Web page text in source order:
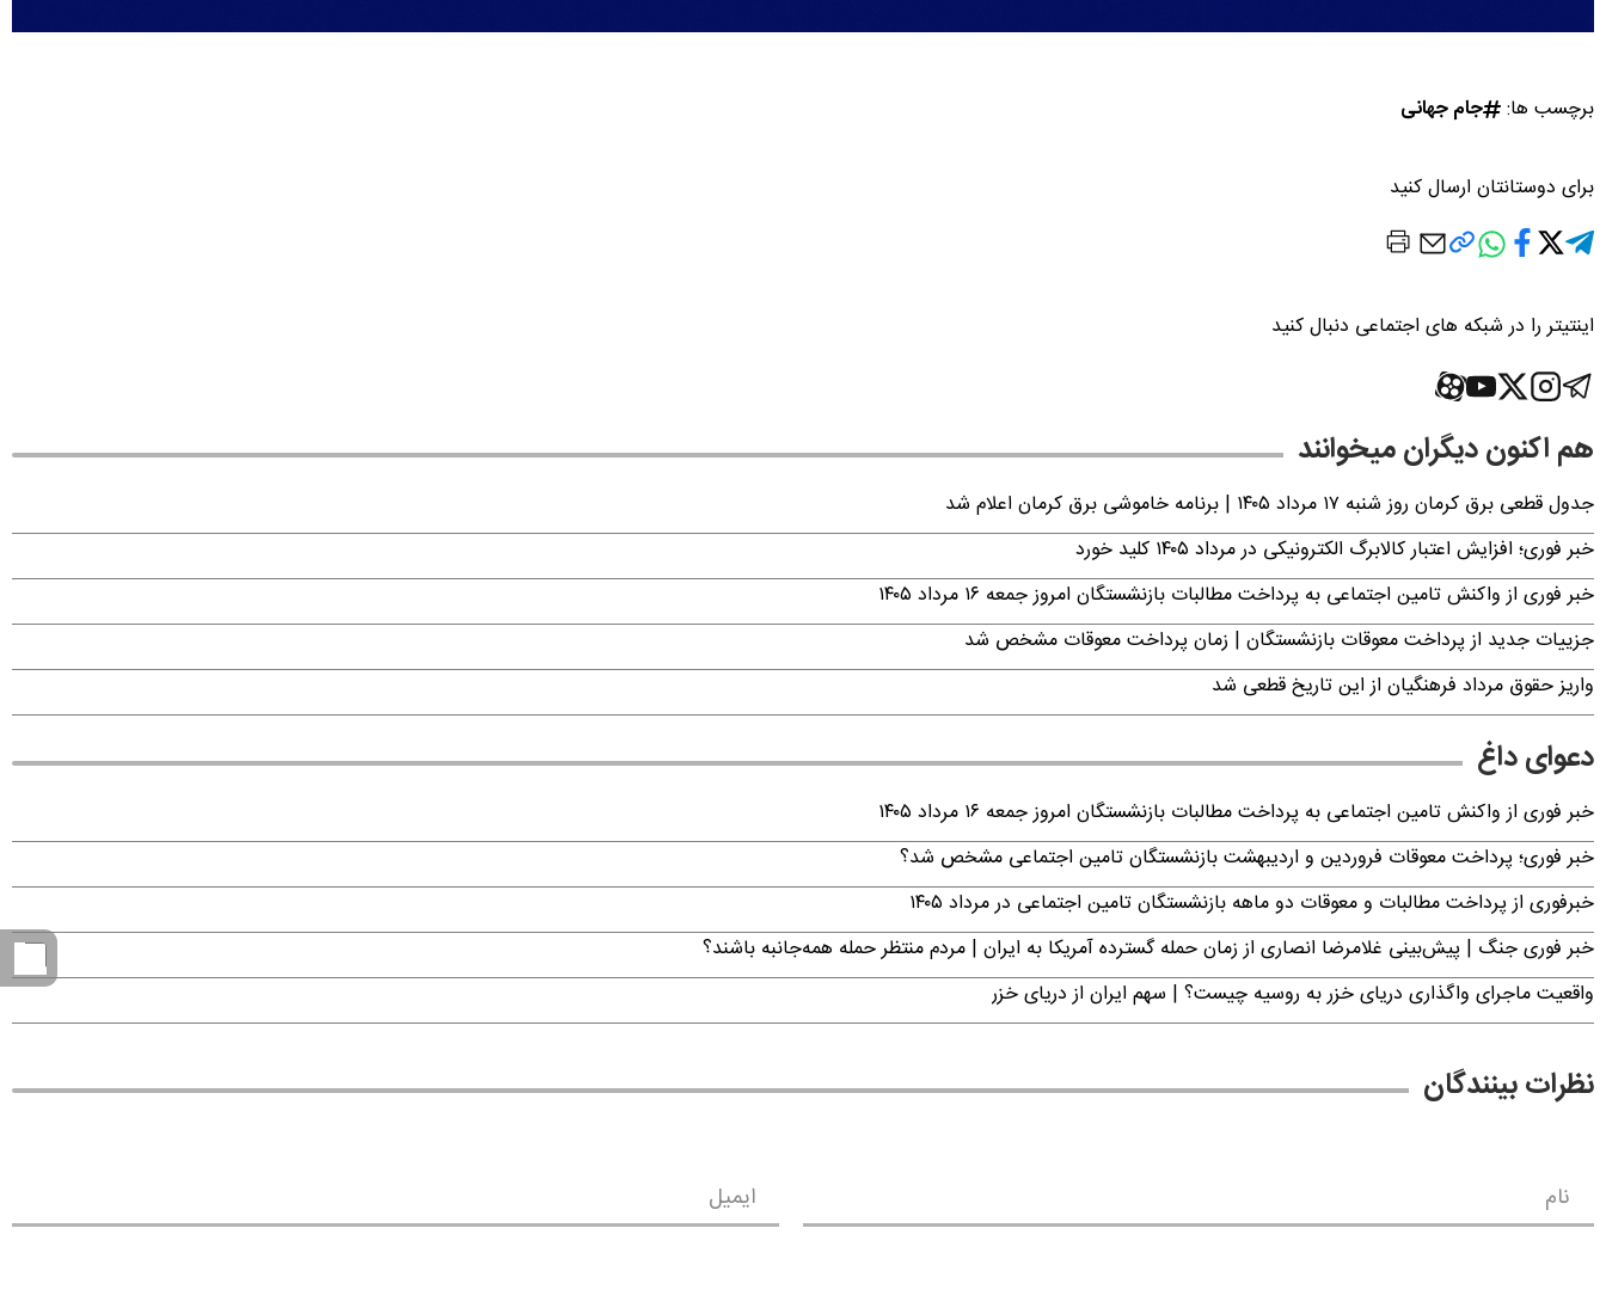
برچسب ها: جام جهانی
برای دوستانتان ارسال کنید
اینتیتر را در شبکه های اجتماعی دنبال کنید
هم اکنون دیگران میخوانند
جدول قطعی برق کرمان روز شنبه ۱۷ مرداد ۱۴۰۵ | برنامه خاموشی برق کرمان اعلام شد
خبر فوری؛ افزایش اعتبار کالابرگ الکترونیکی در مرداد ۱۴۰۵ کلید خورد
خبر فوری از واکنش تامین اجتماعی به پرداخت مطالبات بازنشستگان امروز جمعه ۱۶ مرداد ۱۴۰۵
جزییات جدید از پرداخت معوقات بازنشستگان | زمان پرداخت معوقات مشخص شد
واریز حقوق مرداد فرهنگیان از این تاریخ قطعی شد
دعوای داغ
خبر فوری از واکنش تامین اجتماعی به پرداخت مطالبات بازنشستگان امروز جمعه ۱۶ مرداد ۱۴۰۵
خبر فوری؛ پرداخت معوقات فروردین و اردیبهشت بازنشستگان تامین اجتماعی مشخص شد؟
خبرفوری از پرداخت مطالبات و معوقات دو ماهه بازنشستگان تامین اجتماعی در مرداد ۱۴۰۵
خبر فوری جنگ | پیش‌بینی غلامرضا انصاری از زمان حمله گسترده آمریکا به ایران | مردم منتظر حمله همه‌جانبه باشند؟
واقعیت ماجرای واگذاری دریای خزر به روسیه چیست؟ | سهم ایران از دریای خزر
نظرات بینندگان
نام ایمیل